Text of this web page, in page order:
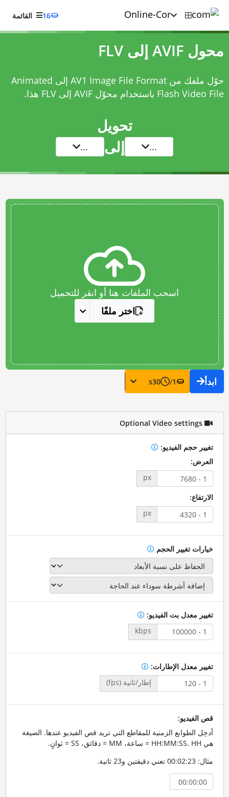
16 القائمة
محول AVIF إلى FLV
حوّل ملفك من AV1 Image File Format إلى Animated
Flash Video File باستخدام
محوّل AVIF إلى FLV هذا.
تحويل
... إلى ...
اسحب الملفات هنا أو انقر للتحميل
اختر ملفًا
ابدأ 1
/
30
s
Optional Video settings
تغيير حجم الفيديو:
العرض:
px
الارتفاع:
px
خيارات تغيير الحجم
تغيير معدل بت الفيديو:
kbps
تغيير معدل الإطارات:
إطار/ثانية (fps)
قص الفيديو:
أدخِل الطوابع الزمنية للمقاطع التي تريد قص الفيديو عندها. الصيغة
هي HH:MM:SS. HH = ساعة، MM = دقائق، SS = ثوانٍ.
مثال: 00:02:23 تعني دقيقتين و23 ثانية.